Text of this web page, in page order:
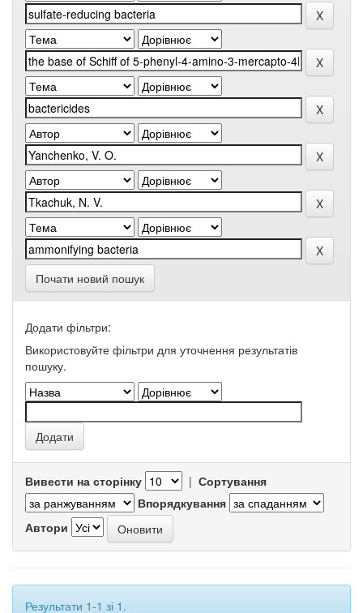
Почати новий пошук
Додати фільтри:
Використовуйте фільтри для уточнення результатів
пошуку.
Вивести на сторінку | Сортування
Впорядкування
Автори
Результати 1-1 зі 1.